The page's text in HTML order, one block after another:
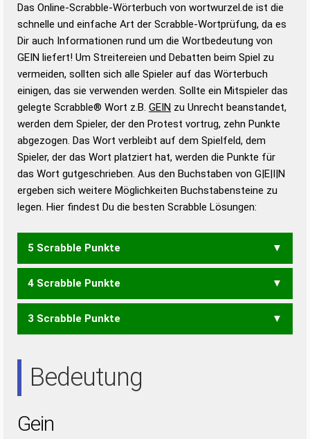
Wortwurzel liefert mit Hilfe eines semantischen
Wortanalyse-Algorithmus gute Anhaltspunkte zu
Wortbedeutung, Worttrennung und Wortform, um die
Gültigkeit eines Wortes für das Scrabble-Spiel zu
bestimmen!
zugelassene Turnier Scrabble-
Wörterbücher sind:
Duden – Standardwerk in 12 Bänden
Duden – Richtiges und gutes
Deutsch
Duden – Die deutsche Grammatik
Duden – Deutsches
Universalwörterbuch
Das Online-Scrabble-Wörterbuch von wortwurzel.de ist die
schnelle und einfache Art der Scrabble-Wortprüfung, da es
Dir auch Informationen rund um die Wortbedeutung von
GEIN liefert! Um Streitereien und Debatten beim Spiel zu
vermeiden, sollten sich alle Spieler auf das Wörterbuch
einigen, das sie verwenden werden. Sollte ein Mitspieler das
gelegte Scrabble® Wort z.B. GEIN zu Unrecht beanstandet,
werden dem Spieler, der den Protest vortrug, zehn Punkte
abgezogen. Das Wort verbleibt auf dem Spielfeld, dem
Spieler, der das Wort platziert hat, werden die Punkte für
das Wort gutgeschrieben. Aus den Buchstaben von G|E|I|N
ergeben sich weitere Möglichkeiten Buchstabensteine zu
legen. Hier findest Du die besten Scrabble Lösungen:
5 Scrabble Punkte
EIGN GIEN INGE NEIG
4 Scrabble Punkte
ENG GEN GIN
3 Scrabble Punkte
Bedeutung
Gein